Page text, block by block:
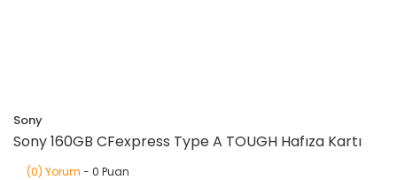
Sony
Sony 160GB CFexpress Type A TOUGH Hafıza Kartı
(0) Yorum - 0 Puan